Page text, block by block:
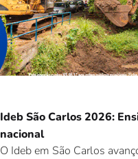
Ideb São Carlos 2026:
nacional
O Ideb em São Carlos